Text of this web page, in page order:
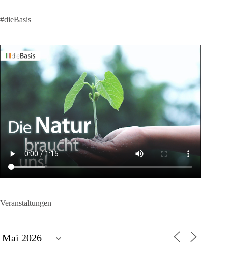
#dieBasis
Veranstaltungen